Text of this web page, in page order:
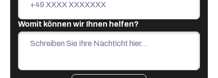
Womit können wir Ihnen helfen?